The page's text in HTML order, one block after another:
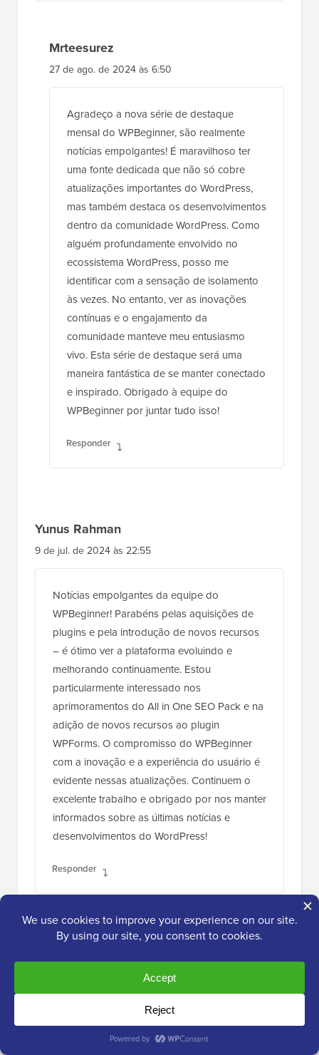
Mrteesurez
27 de ago. de 2024 às 6:50
Agradeço a nova série de destaque
mensal do WPBeginner, são realmente
notícias empolgantes! É maravilhoso ter
uma fonte dedicada que não só cobre
atualizações importantes do WordPress,
mas também destaca os desenvolvimentos
dentro da comunidade WordPress. Como
alguém profundamente envolvido no
ecossistema WordPress, posso me
identificar com a sensação de isolamento
às vezes. No entanto, ver as inovações
contínuas e o engajamento da
comunidade manteve meu entusiasmo
vivo. Esta série de destaque será uma
maneira fantástica de se manter conectado
e inspirado. Obrigado à equipe do
WPBeginner por juntar tudo isso!
Responder
Yunus Rahman
9 de jul. de 2024 às 22:55
Notícias empolgantes da equipe do
WPBeginner! Parabéns pelas aquisições de
plugins e pela introdução de novos recursos
– é ótimo ver a plataforma evoluindo e
melhorando continuamente. Estou
particularmente interessado nos
aprimoramentos do All in One SEO Pack e na
adição de novos recursos ao plugin
WPForms. O compromisso do WPBeginner
com a inovação e a experiência do usuário é
evidente nessas atualizações. Continuem o
excelente trabalho e obrigado por nos manter
informados sobre as últimas notícias e
desenvolvimentos do WordPress!
Responder
kzain
4 de jul. de 2024 às 9:20
É absolutamente incrível ver as novas
aquisições de plugins e atualizações de
recursos do WPBeginner!